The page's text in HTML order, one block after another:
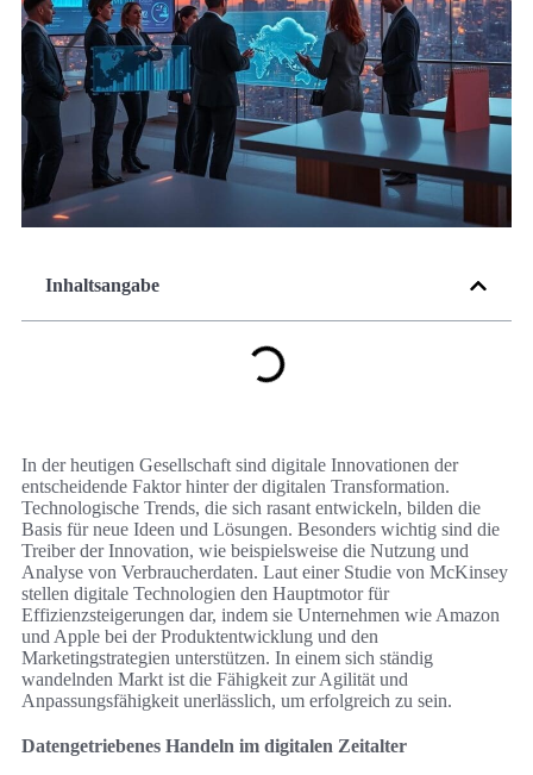
Inhaltsangabe
In der heutigen Gesellschaft sind digitale Innovationen der
entscheidende Faktor hinter der digitalen Transformation.
Technologische Trends, die sich rasant entwickeln, bilden die
Basis für neue Ideen und Lösungen. Besonders wichtig sind die
Treiber der Innovation, wie beispielsweise die Nutzung und
Analyse von Verbraucherdaten. Laut einer Studie von McKinsey
stellen digitale Technologien den Hauptmotor für
Effizienzsteigerungen dar, indem sie Unternehmen wie Amazon
und Apple bei der Produktentwicklung und den
Marketingstrategien unterstützen. In einem sich ständig
wandelnden Markt ist die Fähigkeit zur Agilität und
Anpassungsfähigkeit unerlässlich, um erfolgreich zu sein.
Datengetriebenes Handeln im digitalen Zeitalter